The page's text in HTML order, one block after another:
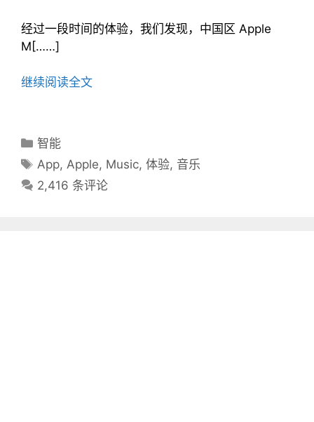
经过一段时间的体验，我们发现，中国区 Apple
M[……]
继续阅读全文
分
类
目
录
智能
标
签
App,Apple, Music,体验, 音乐
2,416 条评论